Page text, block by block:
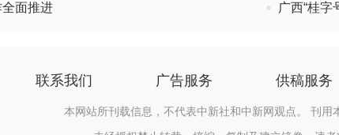
面推进 广西“桂字
联系我们 广告服务 供稿服务
本网站所刊载信息，不代表中新社和中新网观点。 刊用